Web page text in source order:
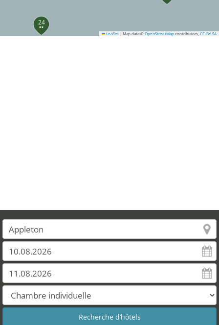
24
Leaflet | Map data © OpenStreetMap contributors, CC-BY-SA